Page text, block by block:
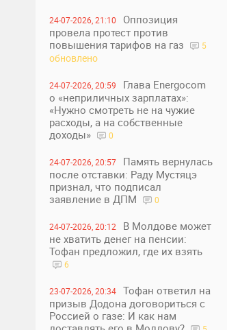
24-07-2026, 21:10
Оппозиция
провела протест против
повышения тарифов на газ
5
обновлено
24-07-2026, 20:59
Глава Energocom
о «неприличных зарплатах»:
«Нужно смотреть не на чужие
расходы, а на собственные
доходы»
0
24-07-2026, 20:57
Память вернулась
после отставки: Раду Мустяцэ
признал, что подписал
заявление в ДПМ
0
24-07-2026, 20:12
В Молдове может
не хватить денег на пенсии:
Тофан предложил, где их взять
6
23-07-2026, 20:34
Тофан ответил на
призыв Додона договориться с
Россией о газе: И как нам